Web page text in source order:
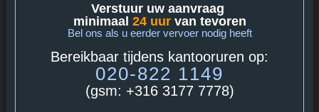
Verstuur uw aanvraag
minimaal 24 uurvan tevoren
Bel ons als u eerder vervoer nodig heeft
Bereikbaar tijdens kantooruren op:
020-822 1149
(gsm: +316 3177 7778)